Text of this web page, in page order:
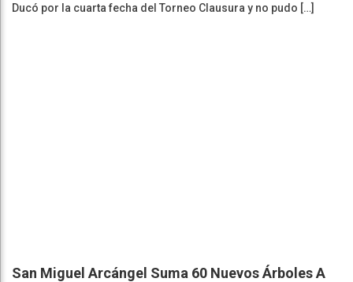
Ducó por la cuarta fecha del Torneo Clausura y no pudo […]
San Miguel Arcángel Suma 60 Nuevos Árboles A